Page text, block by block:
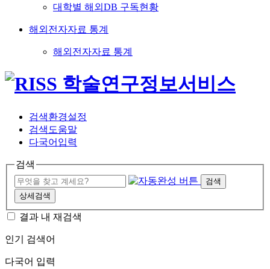
대학별 해외DB 구독현황
해외전자자료 통계
해외전자자료 통계
검색환경설정
검색도움말
다국어입력
검색
검색
상세검색
결과 내 재검색
인기 검색어
다국어 입력